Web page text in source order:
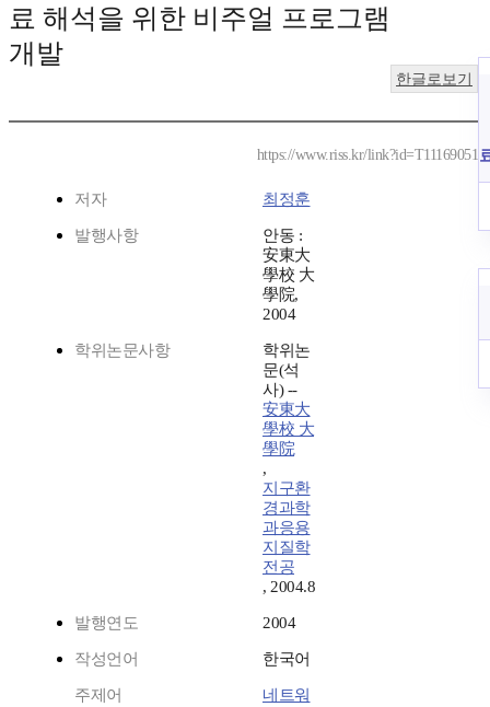
료 해석을 위한 비주얼 프로그램
개발
한글로보기
https://www.riss.kr/link?id=T11169051
저자 최정훈
발행사항
안동 :
安東大
學校 大
學院,
2004
학위논문사항
학위논
문(석
사) --
安東大
學校 大
學院
,
지구환
경과학
과응용
지질학
전공
, 2004.8
발행연도 2004
작성언어 한국어
주제어
네트워